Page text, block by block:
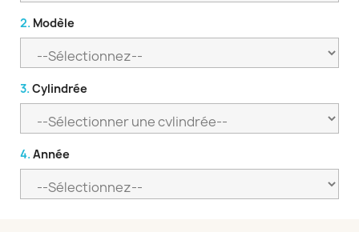
2. Modèle
3. Cylindrée
4. Année